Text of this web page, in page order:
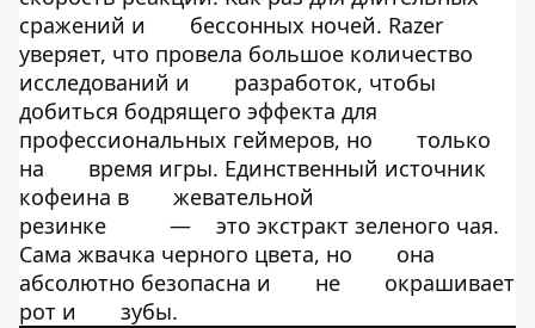
сражений и
бессонных ночей. Razer
уверяет, что провела большое количество
исследований и
разработок, чтобы
добиться бодрящего эффекта для
профессиональных геймеров, но
только
на
время игры. Единственный источник
кофеина в
жевательной
резинке
—
это экстракт зеленого чая.
Сама жвачка черного цвета, но
она
абсолютно безопасна и
не
окрашивает
рот и
зубы.